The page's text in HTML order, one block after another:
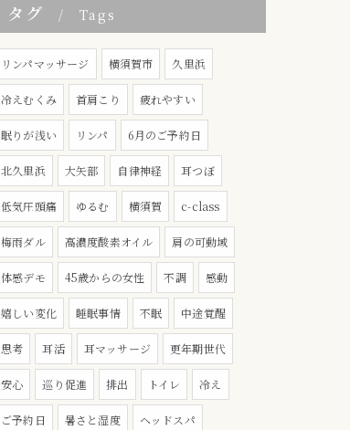
タグ Tags
リンパマッサージ 横須賀市 久里浜
冷えむくみ 首肩こり 疲れやすい
眠りが浅い リンパ 6月のご予約日
北久里浜 大矢部 自律神経 耳つぼ
低気圧頭痛 ゆるむ 横須賀 c-class
梅雨ダル 高濃度酸素オイル 肩の可動域
体感デモ 45歳からの女性 不調 感動
嬉しい変化 睡眠事情 不眠 中途覚醒
思考 耳活 耳マッサージ 更年期世代
安心 巡り促進 排出 トイレ 冷え
ご予約日 暑さと湿度 ヘッドスパ